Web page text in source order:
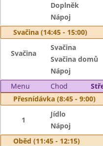
Doplněk
Nápoj
Svačina (14:45 - 15:00)
Svačina
Svačina
Svačina domů
Nápoj
Menu
Chod
Přesnídávka (8:45 - 9:00)
1
Jídlo
Nápoj
Oběd (11:45 - 12:15)